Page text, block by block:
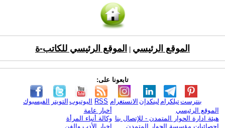
الموقع الرئيسي الموقع الرئيسي للكاتب-ة
تابعونا على:
الفيسبوك التويتر اليوتيوب RSS الانستغرام لينكدإن تيلكرامبنترست
الموقع الرئيسي
هيئة ادارة الحوار المتمدن - للإتصال بنا
إحصائيات مؤسسة الحوار المتمدن
أخبار عامة
وكالة أنباء المرأة
اخبار الأدب والفن